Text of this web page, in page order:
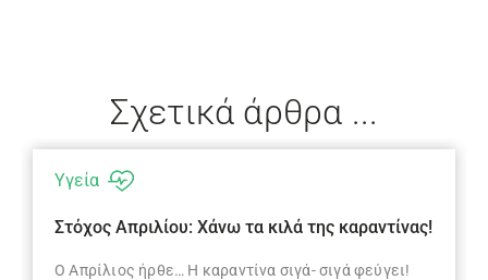
Σχετικά άρθρα ...
Υγεία
Στόχος Απριλίου: Χάνω τα κιλά της καραντίνας!
Ο Απρίλιος ήρθε… Η καραντίνα σιγά- σιγά φεύγει!